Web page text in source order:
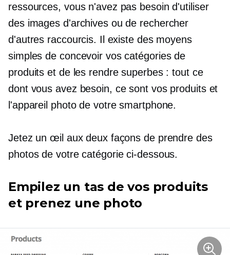
ressources, vous n'avez pas besoin d'utiliser
des images d'archives ou de rechercher
d'autres raccourcis. Il existe des moyens
simples de concevoir vos catégories de
produits et de les rendre superbes : tout ce
dont vous avez besoin, ce sont vos produits et
l'appareil photo de votre smartphone.
Jetez un œil aux deux façons de prendre des
photos de votre catégorie ci-dessous.
Empilez un tas de vos produits
et prenez une photo